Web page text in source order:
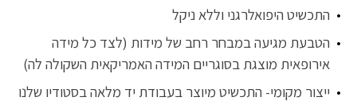
התכשיט היפואלרגני וללא ניקל
הטבעת מגיעה במבחר רחב של מידות (לצד כל מידה
אירופאית מוצגת בסוגריים המידה האמריקאית השקולה לה)
ייצור מקומי- התכשיט מיוצר בעבודת יד מלאה בסטודיו שלנו